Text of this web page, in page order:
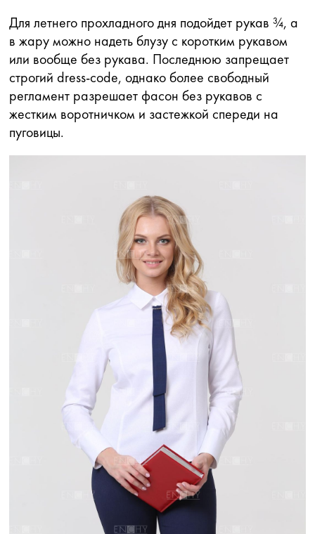
Для летнего прохладного дня подойдет рукав ¾, а
в жару можно надеть блузу с коротким рукавом
или вообще без рукава. Последнюю запрещает
строгий dress-code, однако более свободный
регламент разрешает фасон без рукавов с
жестким воротничком и застежкой спереди на
пуговицы.